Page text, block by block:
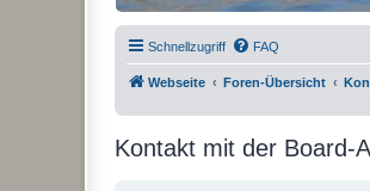
Schnellzugriff FAQ
Webseite Foren-Übersicht
Kontakt mit der Board-